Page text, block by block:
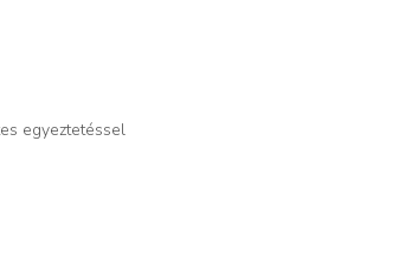
egyeztetéssel